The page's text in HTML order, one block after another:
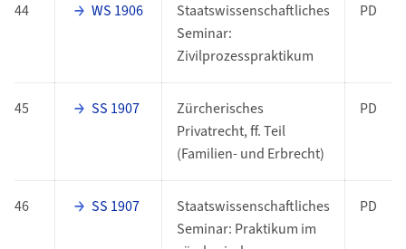
44 WS 1906
Staatswissenschaftliches
Seminar:
Zivilprozesspraktikum
PD
45 SS 1907
Zürcherisches
Privatrecht, ff. Teil
(Familien- und Erbrecht)
PD
46 SS 1907
Staatswissenschaftliches
Seminar: Praktikum im
PD